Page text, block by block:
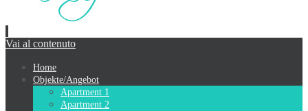
Vai al contenuto
Home
Objekte/Angebot
Apartment 1
Apartment 2